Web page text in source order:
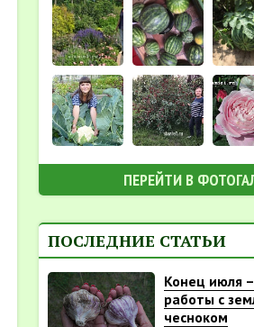
ПЕРЕЙТИ В
ПОСЛЕДНИЕ СТАТЬИ
Конец июля
работы с
чесноком